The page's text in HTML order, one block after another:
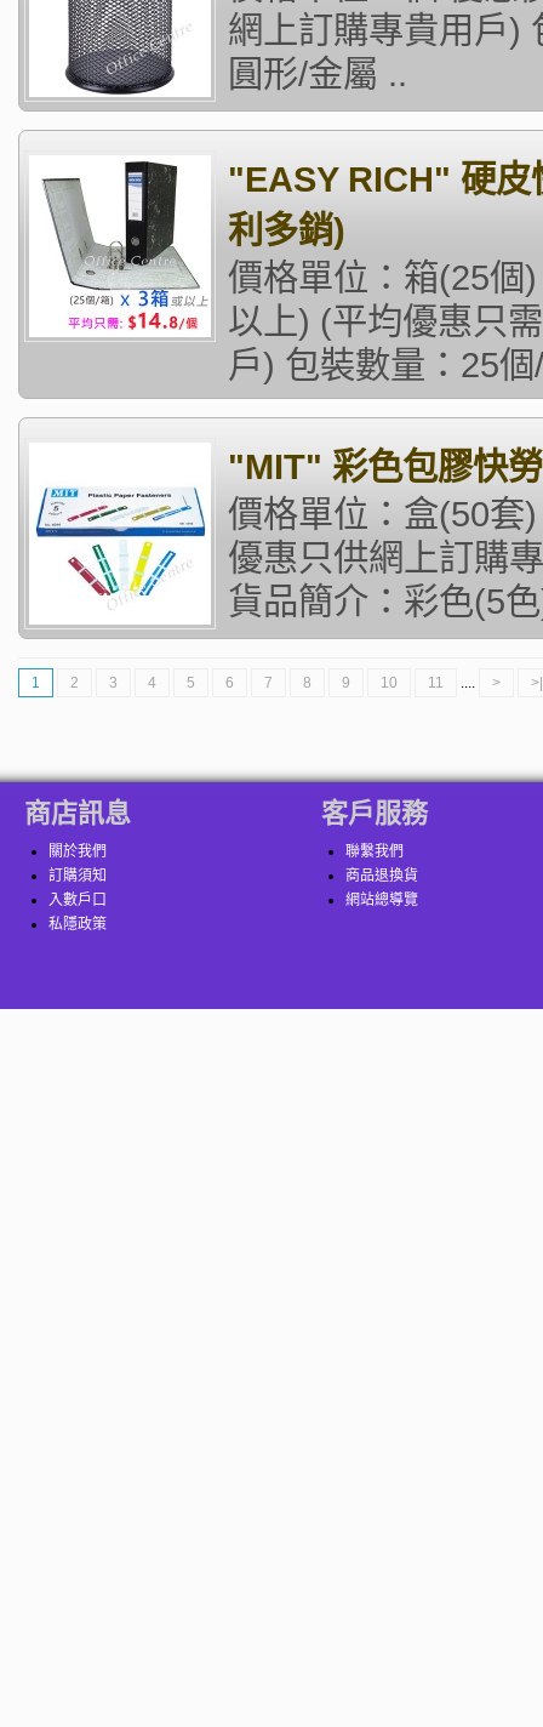
網上訂購專貴用戶)
圓形/金屬 ..
"EASY RICH" 硬
利多銷)
價格單位：箱(25個
以上) (平均優惠只
戶) 包裝數量：25
"MIT" 彩色包膠快
價格單位：盒(50套
優惠只供網上訂購
貨品簡介：彩色(5
1 2 3 4 5 6 7 8 9 10 11 .... > >|
商店訊息
關於我們
訂購須知
入數戶口
私隱政策
客戶服務
聯繫我們
商品退換貨
網站總導覽